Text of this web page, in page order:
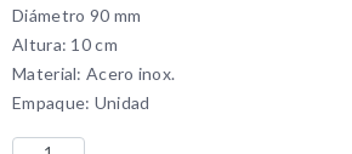
Diámetro 90 mm
Altura: 10 cm
Material: Acero inox.
Empaque: Unidad